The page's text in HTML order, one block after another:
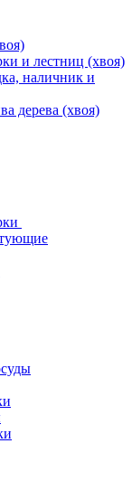
и лестниц (хвоя)
наличник и
дерева (хвоя)